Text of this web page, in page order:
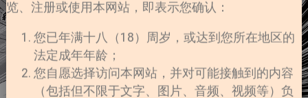
览、注册或使用本网站，即表示您确认：
您已年满十八（18）周岁，或达到您所在地区的
法定成年年龄；
您自愿选择访问本网站，并对可能接触到的内容
（包括但不限于文字、图片、音频、视频等）负